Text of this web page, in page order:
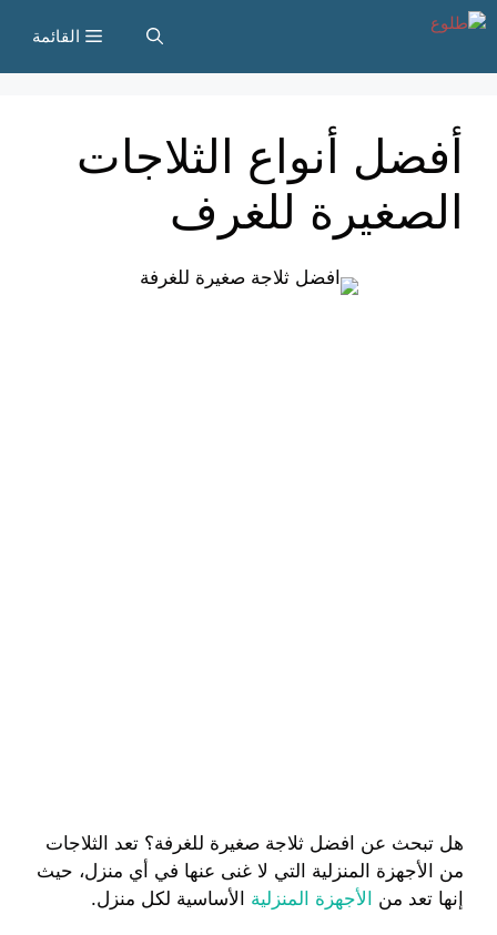
انتقل
المحتوى
القائمة
أفضل أنواع الثلاجات
الصغيرة للغرف
هل تبحث عن افضل ثلاجة صغيرة للغرفة؟ تعد الثلاجات
من الأجهزة المنزلية التي لا غنى عنها في أي منزل، حيث
إنها تعد من
الأجهزة المنزلية الأساسية لكل منزل.